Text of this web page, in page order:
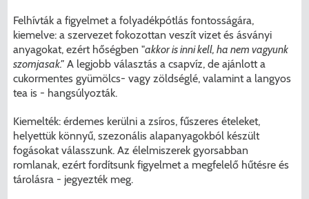
Felhívták a figyelmet a folyadékpótlás fontosságára,
kiemelve: a szervezet fokozottan veszít vizet és ásványi
anyagokat, ezért hőségben "akkor is inni kell, ha nem vagyunk
szomjasak." A legjobb választás a csapvíz, de ajánlott a
cukormentes gyümölcs- vagy zöldséglé, valamint a langyos
tea is - hangsúlyozták.
Kiemelték: érdemes kerülni a zsíros, fűszeres ételeket,
helyettük könnyű, szezonális alapanyagokból készült
fogásokat válasszunk. Az élelmiszerek gyorsabban
romlanak, ezért fordítsunk figyelmet a megfelelő hűtésre és
tárolásra - jegyezték meg.